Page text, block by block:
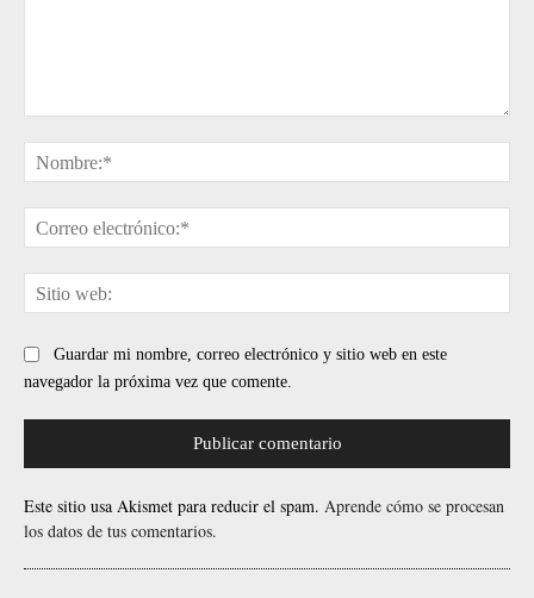
Guardar mi nombre, correo electrónico y sitio web en este
navegador la próxima vez que comente.
Este sitio usa Akismet para reducir el spam. Aprende cómo se procesan
los datos de tus comentarios.